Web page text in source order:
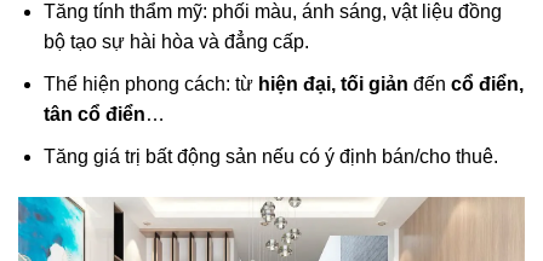
Tăng tính thẩm mỹ: phối màu, ánh sáng, vật liệu đồng
bộ tạo sự hài hòa và đẳng cấp.
Thể hiện phong cách: từ hiện đại, tối giản đến cổ điển,
tân cổ điển…
Tăng giá trị bất động sản nếu có ý định bán/cho thuê.